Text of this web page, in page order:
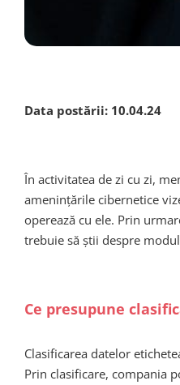
Data postării: 10.04.24
În activitatea de zi cu zi,
amenințările cibernetice
operează cu ele. Prin
trebuie să știi despre
Ce presupune
Clasificarea datelor
Prin clasificare, compania